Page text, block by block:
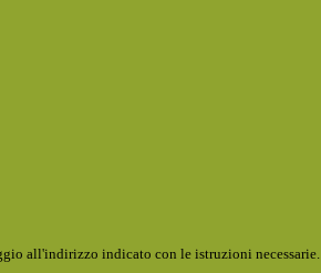
all'indirizzo indicato con le istruzioni necessarie.